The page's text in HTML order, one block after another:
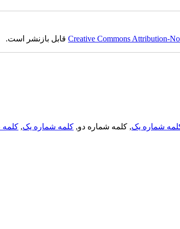
Creative Commons Attribution-قابل بازنشر است.
شماره یک, کلمه شماره دو, کلمه شماره یک, کلمه